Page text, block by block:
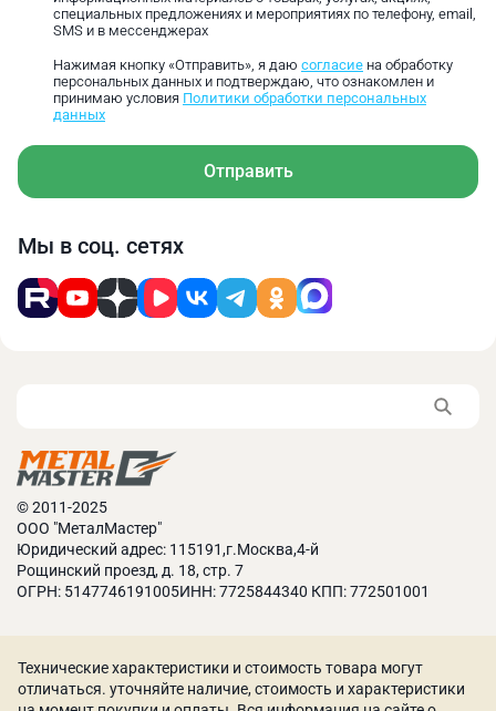
Узел формирования заднего угла для
качественного удаления стружки, а также узел
формирования перемычки.
Узел заточки режущей кромки фрез с углом при
специальных предложениях и мероприятиях по телефону, email,
SMS и в мессенджерах
Нажимая кнопку «Отправить», я даю согласие на обработку
персональных данных и подтверждаю, что ознакомлен и
принимаю условия Политики обработки персональных
данных
Отправить
Мы в соц. сетях
© 2011-2025
ООО "МеталМастер"
Юридический адрес: 115191,г.Москва,4-й
Рощинский проезд, д. 18, стр. 7
ОГРН: 5147746191005ИНН: 7725844340 КПП: 772501001
Технические характеристики и стоимость товара могут
отличаться. уточняйте наличие, стоимость и характеристики